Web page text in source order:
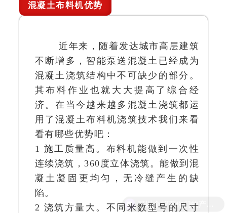
混凝土布料机优势
近年来，随着发达城市高层建筑
不断增多，智能泵送混凝土已经成为
混凝土浇筑结构中不可缺少的部分。
其布料作业也就大大提高了综合经
济。在当今越来越多混凝土浇筑都运
用了混凝土布料机浇筑技术我们来看
看有哪些优势吧：
1 施工质量高。布料机能做到一次性
连续浇筑，360度立体浇筑。能做到混
凝土凝固更均匀，无冷缝产生的缺
陷。
2 浇筑方量大。不同米数型号的尺寸